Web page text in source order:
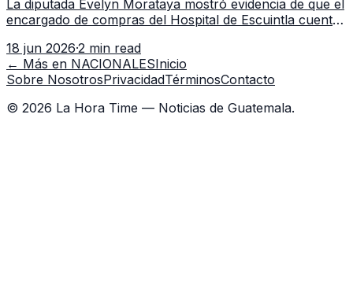
La diputada Evelyn Morataya mostró evidencia de que el
encargado de compras del Hospital de Escuintla cuenta
capacitación en la capital.
18 jun 2026·2 min read
← Más en NACIONALESInicio
Sobre NosotrosPrivacidadTérminosContacto
© 2026 La Hora Time — Noticias de Guatemala.